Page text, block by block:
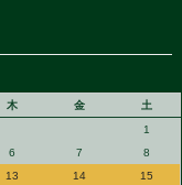
木 金
土
1
6 7
8
13 14
15